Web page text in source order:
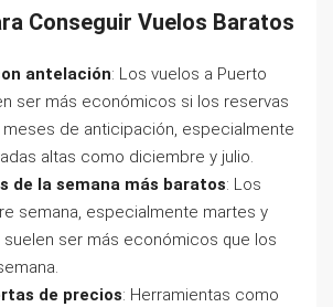
Conseguir Vuelos Baratos
antelación: Los vuelos a Puerto
ser más económicos si los reservas
meses de anticipación, especialmente
altas como diciembre y julio.
de la semana más baratos: Los
semana, especialmente martes y
suelen ser más económicos que los
de precios: Herramientas como